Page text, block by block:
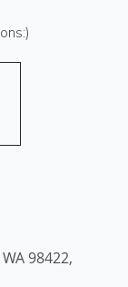
98422,